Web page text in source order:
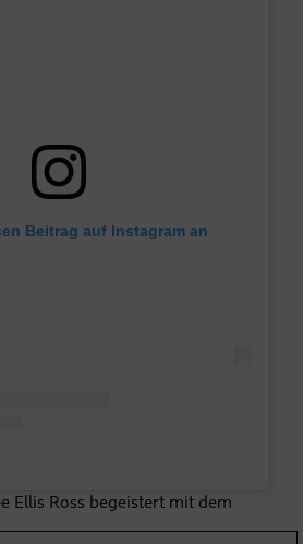
Beitrag auf Instagram an
Ellis Ross begeistert mit dem